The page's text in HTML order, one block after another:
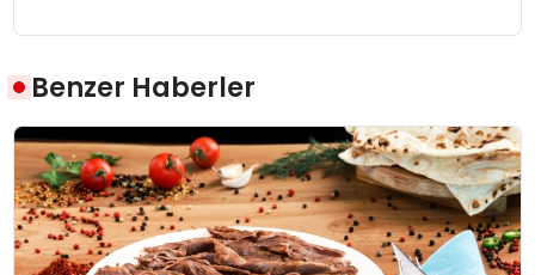
Benzer Haberler